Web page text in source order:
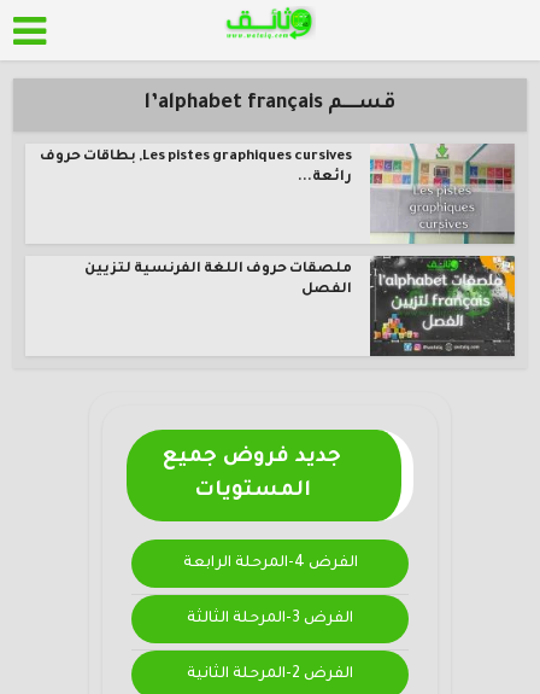
قســــم l’alphabet français
Les pistes graphiques cursives, بطاقات حروف
رائعة...
ملصقات حروف اللغة الفرنسية لتزيين
الفصل
جديد فروض جميع
المستويات
الفرض 4-المرحلة الرابعة
الفرض 3-المرحلة الثالثة
الفرض 2-المرحلة الثانية